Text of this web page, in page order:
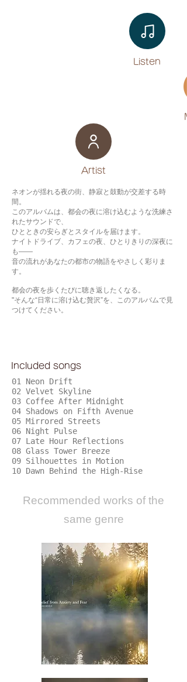
Listen​
​Artist
ネオンが揺れる夜の街、静寂と鼓動が交差する時
間。
このアルバムは、都会の夜に溶け込むような洗練さ
れたサウンドで、
ひとときの安らぎとスタイルを届けます。
ナイトドライブ、カフェの夜、ひとりきりの深夜に
も——
音の流れがあなたの都市の物語をやさしく彩りま
す。
都会の夜を歩くたびに聴き返したくなる。
"そんな“日常に溶け込む贅沢”を、このアルバムで見
つけてください。
Included songs
01 Neon Drift
02 Velvet Skyline
03 Coffee After Midnight
04 Shadows on Fifth Avenue
05 Mirrored Streets
06 Night Pulse
07 Late Hour Reflections
08 Glass Tower Breeze
09 Silhouettes in Motion
10 Dawn Behind the High-Rise
​Recommended works of the
same genre